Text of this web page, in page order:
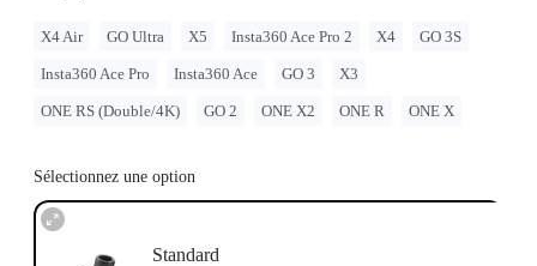
X4 Air GO Ultra X5 Insta360 Ace Pro 2 X4 GO 3S
Insta360 Ace Pro Insta360 Ace GO 3 X3
ONE RS (Double/4K) GO 2 ONE X2 ONE R ONE X
Sélectionnez une option
Standard